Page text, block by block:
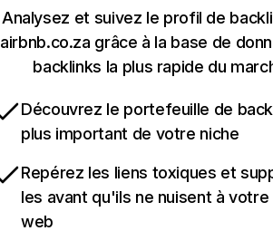
Analysez et suivez le profil de
airbnb.co.za grâce à la base de
backlinks la plus rapide du
Découvrez le portefeuille de
plus important de votre niche
Repérez les liens toxiques et
les avant qu'ils ne nuisent à
web